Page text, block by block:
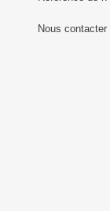
Nous contacter